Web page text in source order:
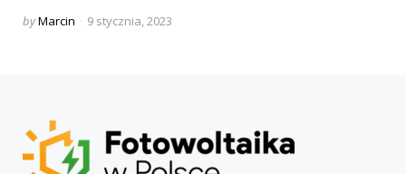
Posted
byMarcin 9 stycznia, 2023